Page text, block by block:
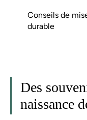
Conseils de
durable
Des
naissance